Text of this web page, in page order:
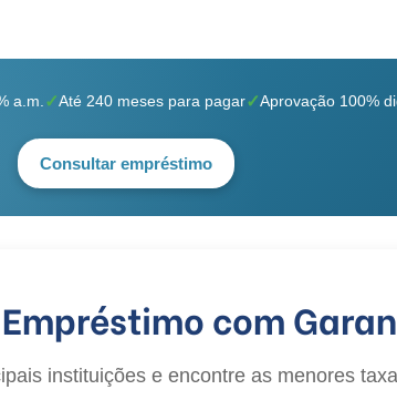
a.m. Até 240 meses para pagar Aprovação 100%
Consultar empréstimo
com
instituições e encontre as menores